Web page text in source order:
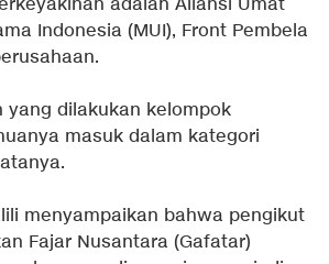
adalah Aliansi Umat
Indonesia (MUI), Front Pembela
yang dilakukan kelompok
masuk dalam kategori
menyampaikan bahwa pengikut
Fajar Nusantara (Gafatar)